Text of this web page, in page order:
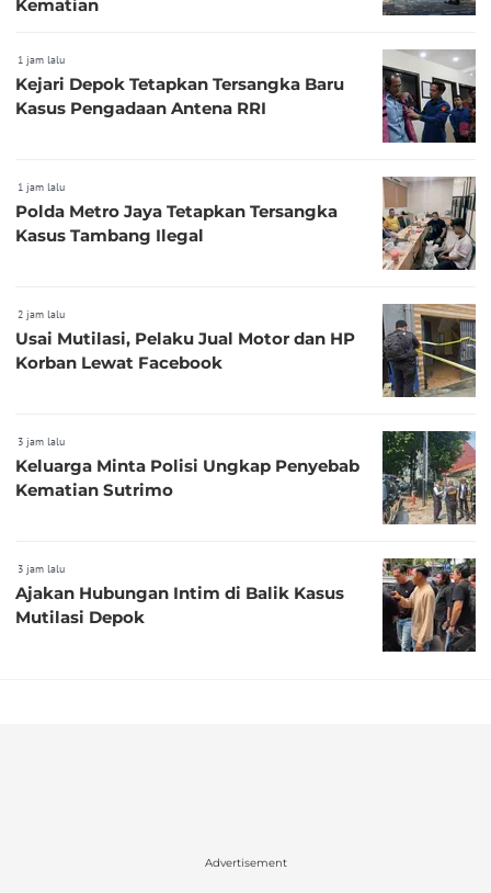
Kematian
1 jam lalu
Kejari Depok Tetapkan Tersangka Baru
Kasus Pengadaan Antena RRI
1 jam lalu
Polda Metro Jaya Tetapkan Tersangka
Kasus Tambang Ilegal
2 jam lalu
Usai Mutilasi, Pelaku Jual Motor dan HP
Korban Lewat Facebook
3 jam lalu
Keluarga Minta Polisi Ungkap Penyebab
Kematian Sutrimo
3 jam lalu
Ajakan Hubungan Intim di Balik Kasus
Mutilasi Depok
Advertisement